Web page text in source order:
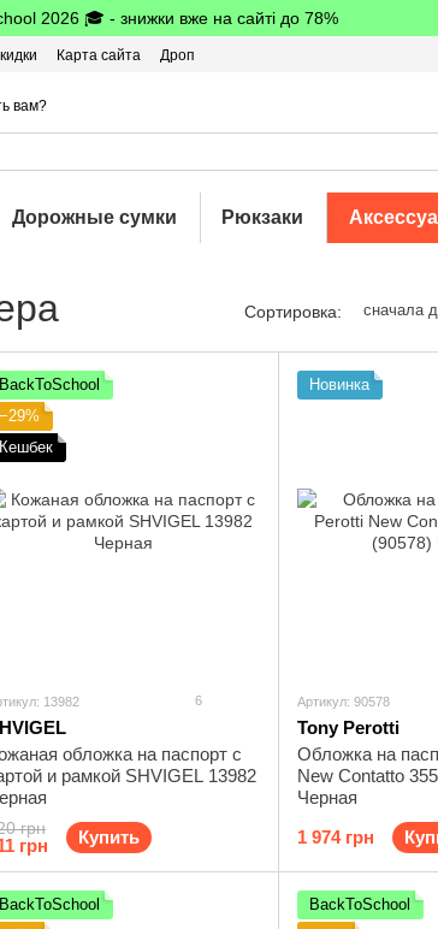
2026 🎓 - знижки вже на сайті до 78%
Карта сайта
Дроп
вам?
Дорожные сумки Рюкзаки
Сортировка: сначала
BackToSchool
−29%
Кешбек
13982 6
обложка на паспорт с
и рамкой SHVIGEL 13982
грн
грн Купить
Новинка
Артикул: 90578
Tony Perotti
Обложка на
New Contatto
Черная
1 974 грн
BackToSchool
BackToSchool